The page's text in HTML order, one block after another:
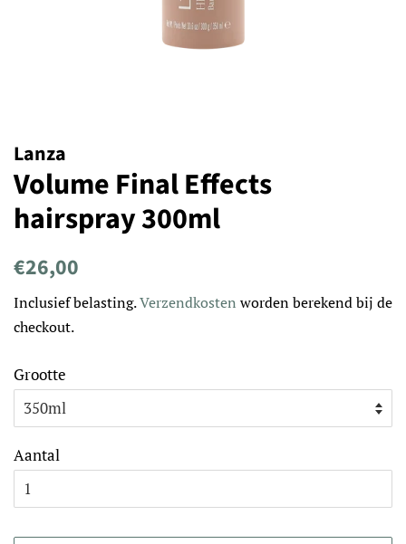
Lanza
Volume Final Effects
hairspray 300ml
Normale
€26,00
Inclusief belasting.Verzendkosten worden berekend bij de
checkout.
Grootte
Aantal